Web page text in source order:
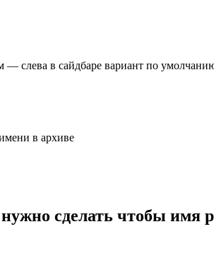
— слева в сайдбаре вариант по
сделать чтобы имя